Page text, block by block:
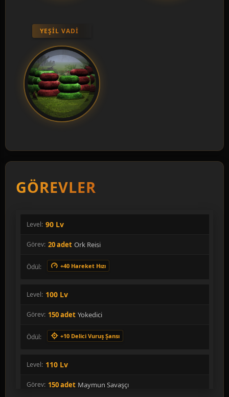
YEŞIL VADI
GÖREVLER
90 Lv
20 adet Ork Reisi
+40 Hareket Hızı
100 Lv
150 adet Yokedici
+10 Delici Vuruş Şansı
110 Lv
150 adet Maymun Savaşçı